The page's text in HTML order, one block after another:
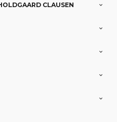
CLAUSEN